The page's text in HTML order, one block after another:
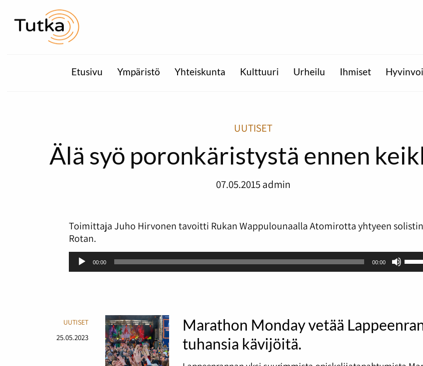
Etusivu Ympäristö Yhteiskunta Kulttuuri Urheilu Ihmiset
UUTISET
Älä syö poronkäristystä ennen
07.05.2015admin
Toimittaja Juho Hirvonen tavoitti Rukan Wappulounaalla Atomirotta yhtyeen solistin
Rotan.
Äänitoistin
00:00 00:00
ylös
UUTISET
25.05.2023
Marathon Monday vetää
tuhansia kävijöitä.